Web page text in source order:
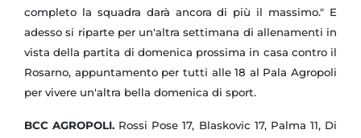
completo la squadra darà ancora di più il massimo." E
adesso si riparte per un'altra settimana di allenamenti in
vista della partita di domenica prossima in casa contro il
Rosarno, appuntamento per tutti alle 18 al Pala Agropoli
per vivere un'altra bella domenica di sport.
BCC AGROPOLI. Rossi Pose 17, Blaskovic 17, Palma 11, Di